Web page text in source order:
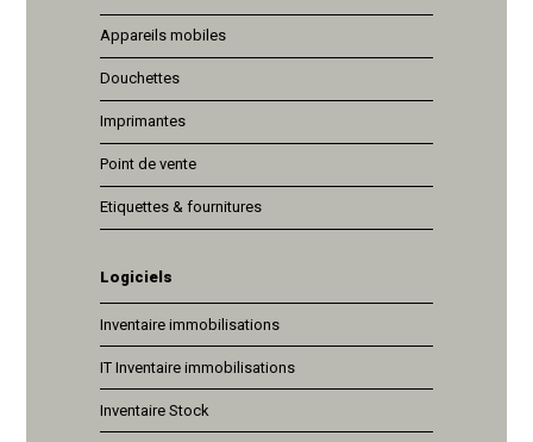
Appareils mobiles
Douchettes
Imprimantes
Point de vente
Etiquettes & fournitures
Logiciels
Inventaire immobilisations
IT Inventaire immobilisations
Inventaire Stock